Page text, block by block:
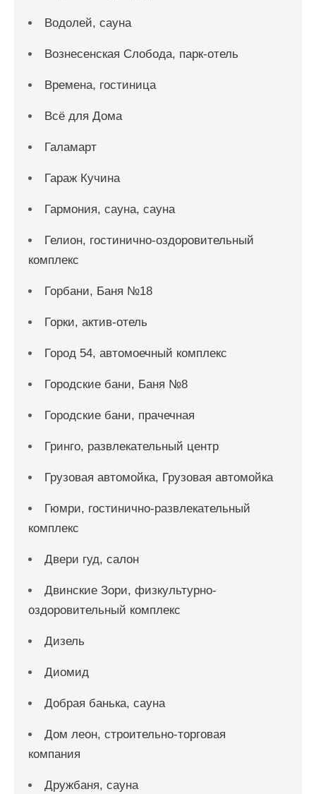
Водолей, сауна
Вознесенская Слобода, парк-отель
Времена, гостиница
Всё для Дома
Галамарт
Гараж Кучина
Гармония, сауна, сауна
Гелион, гостинично-оздоровительный
комплекс
Горбани, Баня №18
Горки, актив-отель
Город 54, автомоечный комплекс
Городские бани, Баня №8
Городские бани, прачечная
Гринго, развлекательный центр
Грузовая автомойка, Грузовая автомойка
Гюмри, гостинично-развлекательный
комплекс
Двери гуд, салон
Двинские Зори, физкультурно-
оздоровительный комплекс
Дизель
Диомид
Добрая банька, сауна
Дом леон, строительно-торговая
компания
Дружбаня, сауна